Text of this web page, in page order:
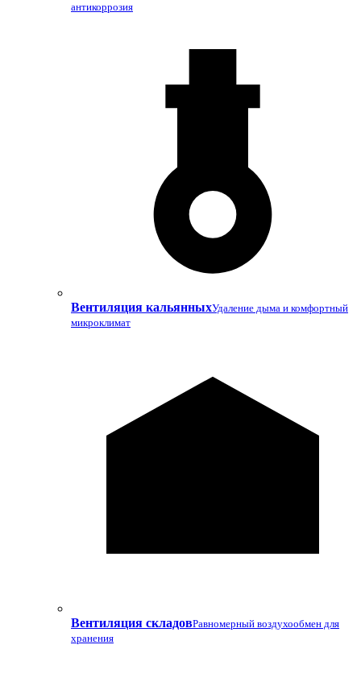
антикоррозия
Вентиляция кальянныхУдаление дыма и комфортный
микроклимат
Вентиляция складовРавномерный воздухообмен для
хранения